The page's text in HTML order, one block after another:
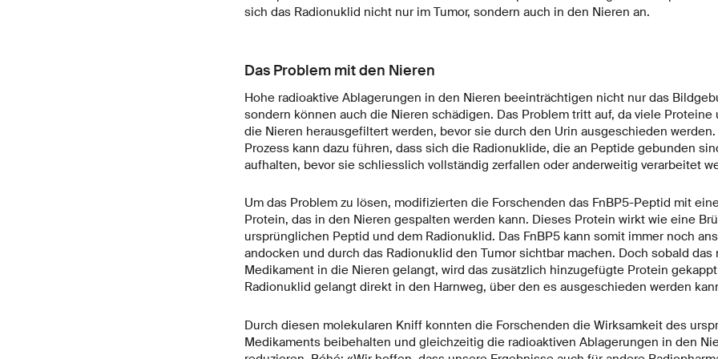
sich das Radionuklid nicht nur im Tumor, sondern auch in den Nieren an.
Das Problem mit den Nieren
Hohe radioaktive Ablagerungen in den Nieren beeinträchtigen nicht nur das
sondern können auch die Nieren schädigen. Das Problem tritt auf, da viele
die Nieren herausgefiltert werden, bevor sie durch den Urin ausgeschieden
Prozess kann dazu führen, dass sich die Radionuklide, die an Peptide gebunden
aufhalten, bevor sie schliesslich vollständig zerfallen oder anderweitig verarbeitet
Um das Problem zu lösen, modifizierten die Forschenden das FnBP5-Peptid mit
Protein, das in den Nieren gespalten werden kann. Dieses Protein wirkt wie eine
ursprünglichen Peptid und dem Radionuklid. Das FnBP5 kann somit immer noch
andocken und durch das Radionuklid den Tumor sichtbar machen. Doch sobald das
Medikament in die Nieren gelangt, wird das zusätzlich hinzugefügte Protein
Radionuklid gelangt direkt in den Harnweg, über den es ausgeschieden werden
Durch diesen molekularen Kniff konnten die Forschenden die Wirksamkeit des
Medikaments beibehalten und gleichzeitig die radioaktiven Ablagerungen in den